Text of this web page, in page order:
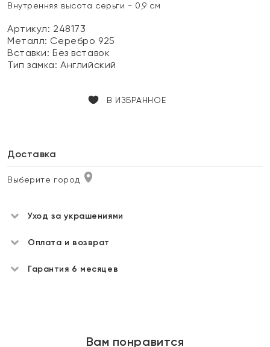
Внутренняя высота серьги - 0,9 см
Артикул: 248173
Металл: Серебро 925
Вставки:Без вставок
Тип замка:Английский
В ИЗБРАННОЕ
Доставка
Выберите город
Уход за украшениями
Оплата и возврат
Гарантия 6 месяцев
Вам понравится